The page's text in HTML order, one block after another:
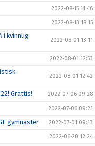
2022-08-15 11:46
2022-08-13 18:15
i kvinnlig
2022-08-01 13:11
2022-08-01 12:53
2022-08-01 12:42
Grattis! 2022-07-06 09:28
2022-07-06 09:21
gymnaster 2022-07-01 09:13
2022-06-20 12:24